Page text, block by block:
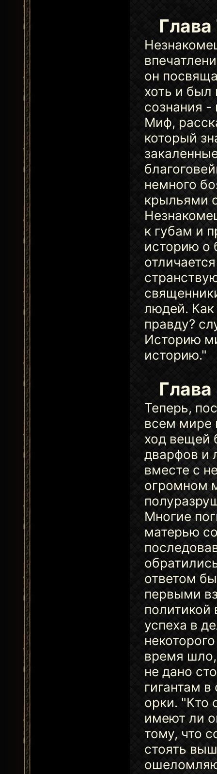
он
хоть и был
сознания -
Миф,
который
немного
крыльями
к губам и
историю о
людей. Как
правду?
Историю
историю."
Теперь,
всем мире
ход вещей
дварфов и
вместе с
огромном
Многие
матерью
ответом
первыми
политикой
успеха в
время
не дано
гигантам
орки. "Кто
имеют ли
тому, что
стоять